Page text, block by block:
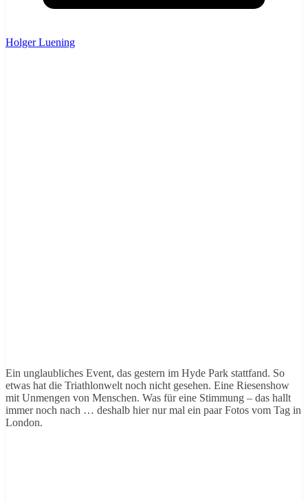
Holger Luening
Ein unglaubliches Event, das gestern im Hyde Park stattfand. So
etwas hat die Triathlonwelt noch nicht gesehen. Eine Riesenshow
mit Unmengen von Menschen. Was für eine Stimmung – das hallt
immer noch nach … deshalb hier nur mal ein paar Fotos vom Tag in
London.